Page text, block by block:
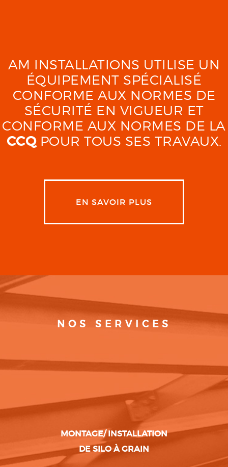
AM INSTALLATIONS UTILISE UN
ÉQUIPEMENT SPÉCIALISÉ
CONFORME AUX NORMES DE
SÉCURITÉ EN VIGUEUR ET
CONFORME AUX NORMES DE LA
CCQPOUR TOUS SES TRAVAUX.
EN SAVOIR PLUS
NOS SERVICES
MONTAGE/ INSTALLATION
DE SILO À GRAIN